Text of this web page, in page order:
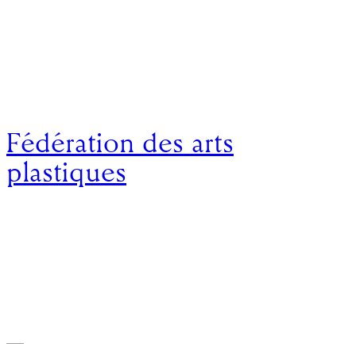
Fédération des arts
plastiques